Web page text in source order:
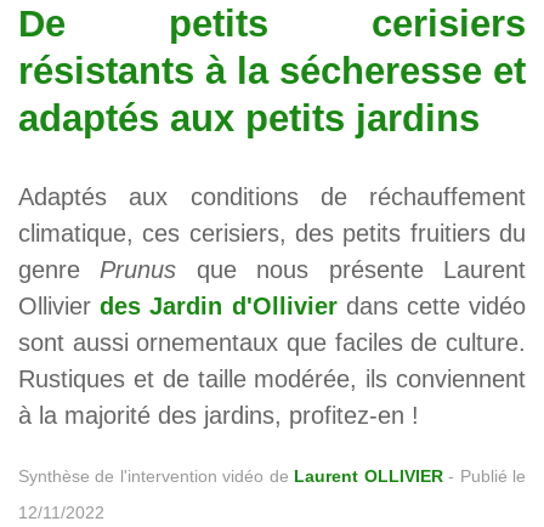
De petits cerisiers
résistants à la sécheresse et
adaptés aux petits jardins
Adaptés aux conditions de réchauffement
climatique, ces cerisiers, des petits fruitiers du
genre Prunus que nous présente Laurent
Ollivierdes Jardin d'Ollivierdans cette vidéo
sont aussi ornementaux que faciles de culture.
Rustiques et de taille modérée, ils conviennent
à la majorité des jardins, profitez-en !
Synthèse de l'intervention vidéo de Laurent OLLIVIER - Publié le
12/11/2022